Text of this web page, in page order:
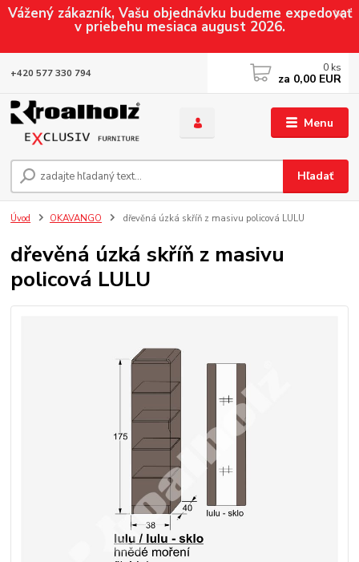
Vážený zákazník, Vašu objednávku budeme expedovať
v priebehu mesiaca august 2026.
Menu
Hľadať
+420 577 330 794 0 ks
za 0,00 EUR
Úvod OKAVANGO dřevěná úzká skříň z masivu policová LULU
dřevěná úzká skříň z masivu
policová LULU